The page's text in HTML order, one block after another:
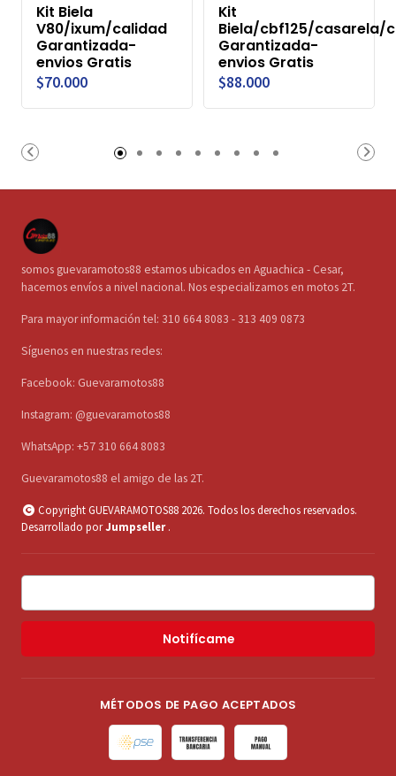
Kit Biela
V80/ixum/calidad
Garantizada-
envios Gratis
$70.000
Kit
Biela/cbf125/casarela/
Garantizada-
envios Gratis
$88.000
somos guevaramotos88 estamos ubicados en Aguachica - Cesar,
hacemos envíos a nivel nacional. Nos especializamos en motos 2T.
Para mayor información tel: 310 664 8083 - 313 409 0873
Síguenos en nuestras redes:
Facebook: Guevaramotos88
Instagram: @guevaramotos88
WhatsApp: +57 310 664 8083
Guevaramotos88 el amigo de las 2T.
Copyright GUEVARAMOTOS88 2026. Todos los derechos reservados.
Desarrollado porJumpseller .
Notifícame
MÉTODOS DE PAGO ACEPTADOS